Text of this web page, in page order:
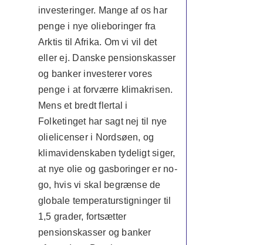
investeringer. Mange af os har
penge i nye olieboringer fra
Arktis til Afrika. Om vi vil det
eller ej. Danske pensionskasser
og banker investerer vores
penge i at forværre klimakrisen.
Mens et bredt flertal i
Folketinget har sagt nej til nye
olielicenser i Nordsøen, og
klimavidenskaben tydeligt siger,
at nye olie og gasboringer er no-
go, hvis vi skal begrænse de
globale temperaturstigninger til
1,5 grader, fortsætter
pensionskasser og banker